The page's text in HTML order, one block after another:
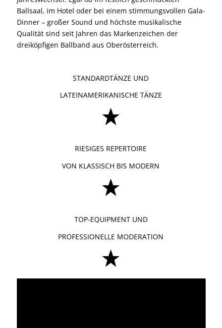
Ballsaal, im Hotel oder bei einem stimmungsvollen Gala-
Dinner – großer Sound und höchste musikalische
Qualität sind seit Jahren das Markenzeichen der
dreiköpfigen Ballband aus Oberösterreich.
STANDARDTÄNZE UND
LATEINAMERIKANISCHE TÄNZE
RIESIGES REPERTOIRE
VON KLASSISCH BIS MODERN
TOP-EQUIPMENT UND
PROFESSIONELLE MODERATION